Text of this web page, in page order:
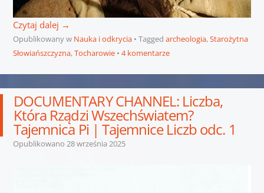
Czytaj dalej →
Opublikowany w Nauka i odkrycia Tagged archeologia,Starożytna
Słowiańszczyzna,Tocharowie 4 komentarze
DOCUMENTARY CHANNEL: Liczba,
Która Rządzi Wszechświatem?
Tajemnica Pi | Tajemnice Liczb odc. 1
Opublikowano 28 września 2025